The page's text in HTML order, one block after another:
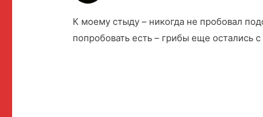
К моему стыду – никогда не пробовал
попробовать есть – грибы еще остались